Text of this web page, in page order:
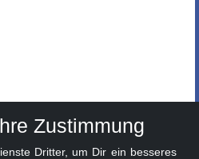
Zustimmung
Dritter, um Dir ein besseres